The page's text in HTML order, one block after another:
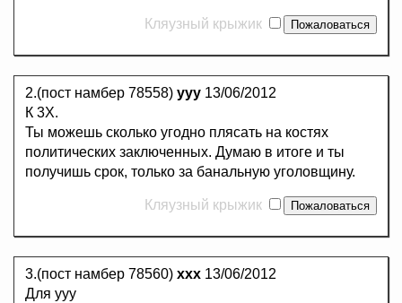
Кляузный крыжик
2.(пост намбер 78558) yyy 13/06/2012
К 3Х.
Ты можешь сколько угодно плясать на костях
политических заключенных. Думаю в итоге и ты
получишь срок, только за банальную уголовщину.
Кляузный крыжик
3.(пост намбер 78560) ххх 13/06/2012
Для ууу